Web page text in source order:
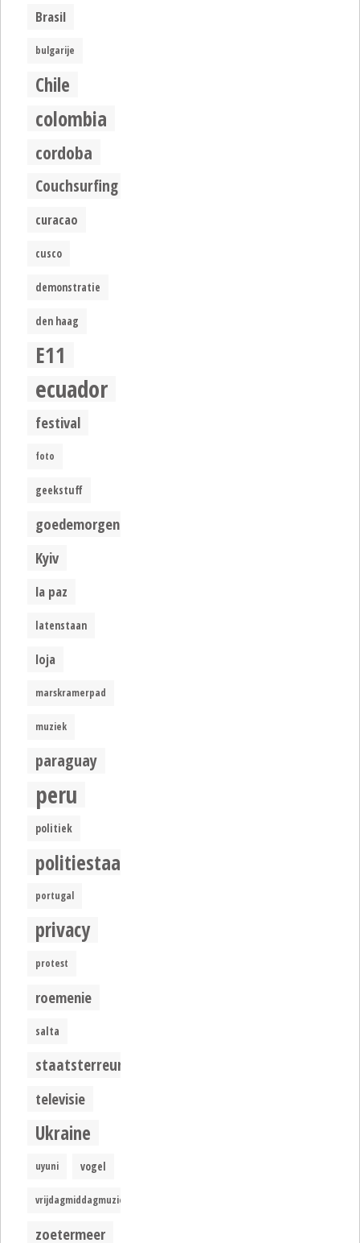
Brasil
bulgarije
Chile
colombia
cordoba
Couchsurfing
curacao
cusco
demonstratie
den haag
E11
ecuador
festival
foto
geekstuff
goedemorgen
Kyiv
la paz
latenstaan
loja
marskramerpad
muziek
paraguay
peru
politiek
politiestaat
portugal
privacy
protest
roemenie
salta
staatsterreur
televisie
Ukraine
uyuni vogel
vrijdagmiddagmuziek
zoetermeer